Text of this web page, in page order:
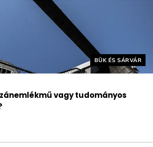
Helyszín címkék:
BÜK ÉS SÁRVÁR
vagy tudományos